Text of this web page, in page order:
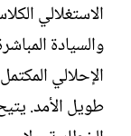
الاستغلالي
والسيادة
الإحلالي
طويل الأمد.